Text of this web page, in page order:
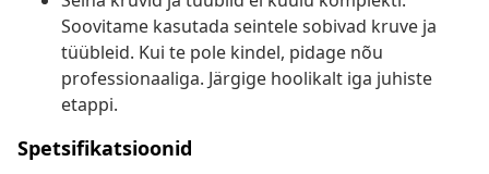
Soovitame kasutada seintele sobivad kruve ja
tüübleid. Kui te pole kindel, pidage nõu
professionaaliga. Järgige hoolikalt iga juhiste
etappi.
Spetsifikatsioonid